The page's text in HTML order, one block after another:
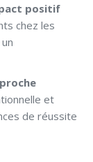
positif
chez les
et
de réussite